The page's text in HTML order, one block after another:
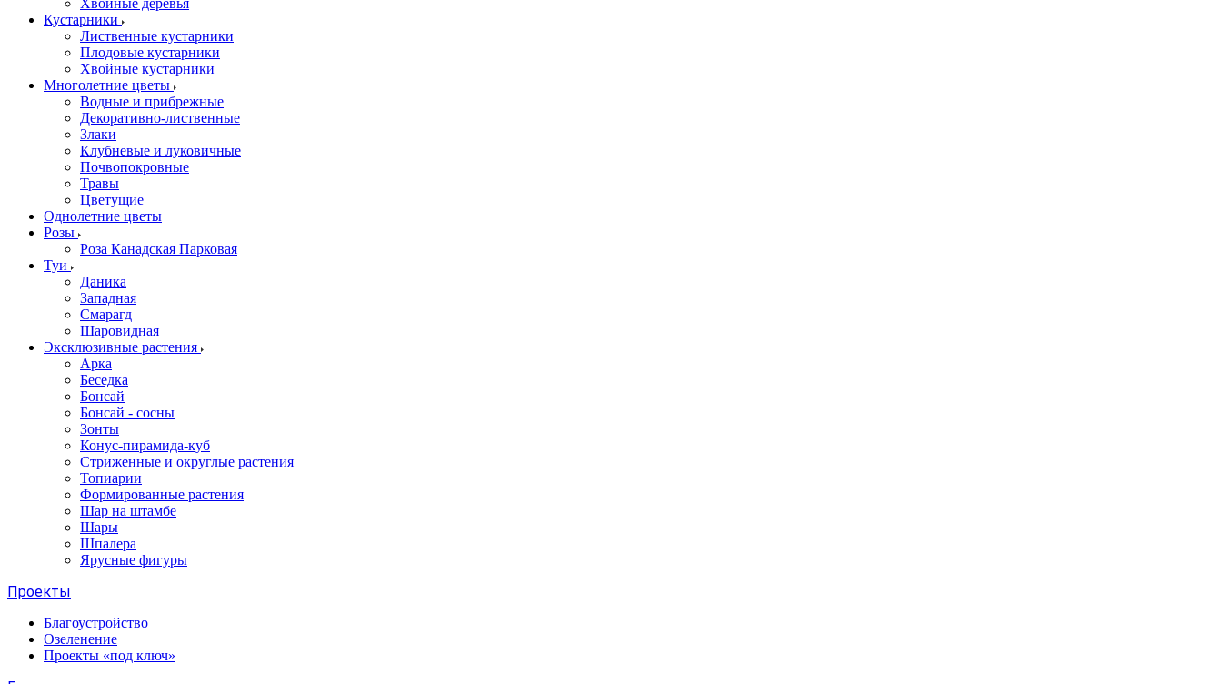
Хвойные деревья
Кустарники
Лиственные кустарники
Плодовые кустарники
Хвойные кустарники
Многолетние цветы
Водные и прибрежные
Декоративно-лиственные
Злаки
Клубневые и луковичные
Почвопокровные
Травы
Цветущие
Однолетние цветы
Розы
Роза Канадская Парковая
Туи
Даника
Западная
Смарагд
Шаровидная
Эксклюзивные растения
Арка
Беседка
Бонсай
Бонсай - сосны
Зонты
Конус-пирамида-куб
Стриженные и округлые растения
Топиарии
Формированные растения
Шар на штамбе
Шары
Шпалера
Ярусные фигуры
Проекты
Благоустройство
Озеленение
Проекты «под ключ»